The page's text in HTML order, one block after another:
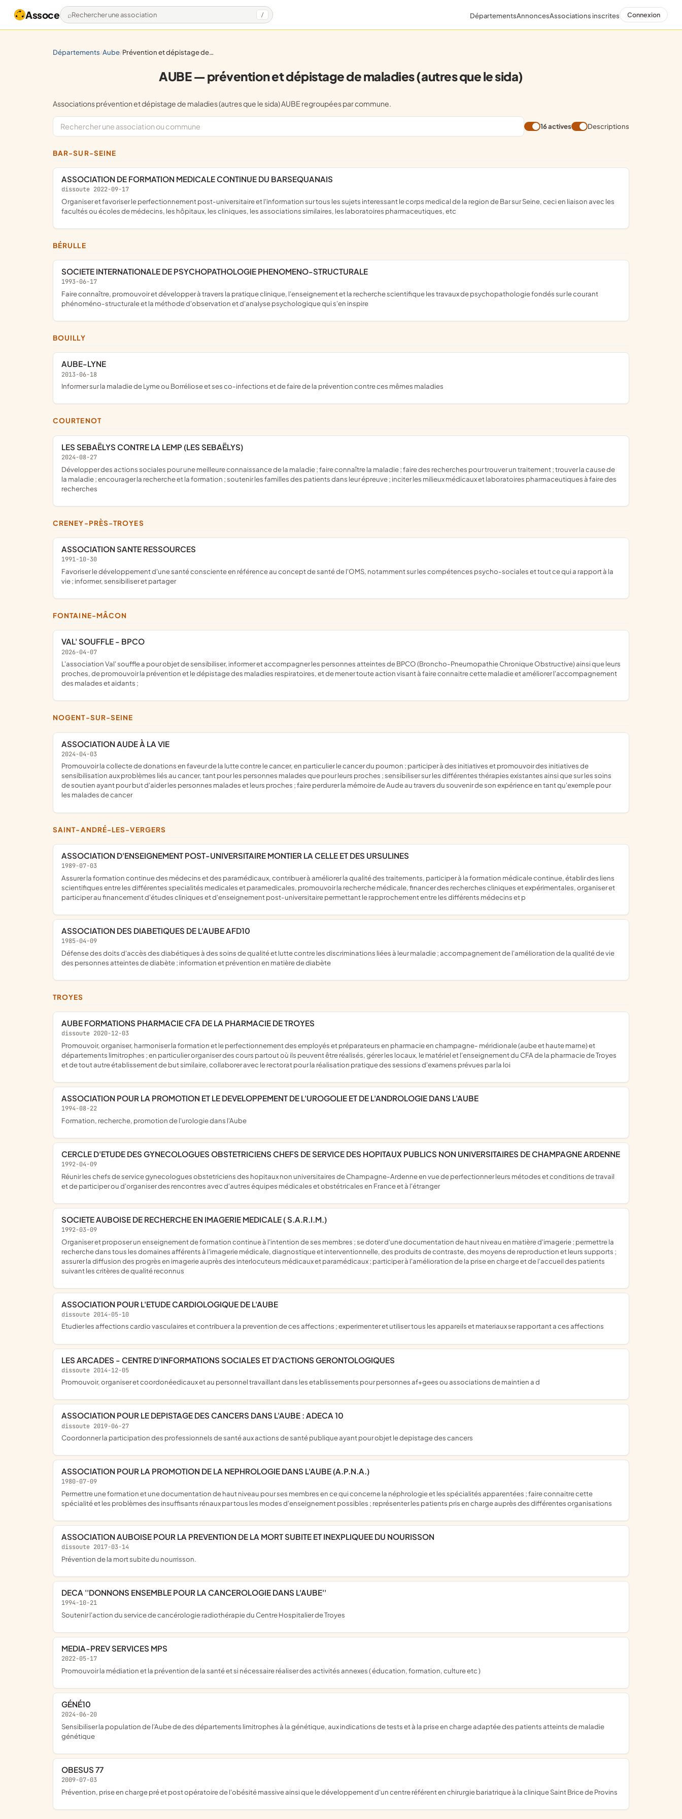
Assoce Rechercher une association / DépartementsAnnoncesAssociations inscrites Connexion
départements/ aube/ prévention et dépistage de maladies (autres que le sida)
AUBE — prévention et dépistage de maladies (autres que le sida)
Associations prévention et dépistage de maladies (autres que le sida) AUBE regroupées par commune.
16 actives Descriptions
BAR-SUR-SEINE
ASSOCIATION DE FORMATION MEDICALE CONTINUE DU BARSEQUANAIS
dissoute 2022-09-17
organiser et favoriser le perfectionnement post-universitaire et l'information sur tous les sujets interessant le corps medical de la region de Bar sur Seine, ceci en liaison avec les
facultés ou écoles de médecins, les hôpitaux, les cliniques, les associations similaires, les laboratoires pharmaceutiques, etc
BÉRULLE
SOCIETE INTERNATIONALE DE PSYCHOPATHOLOGIE PHENOMENO-STRUCTURALE
1993-06-17
faire connaître, promouvoir et développer à travers la pratique clinique, l'enseignement et la recherche scientifique les travaux de psychopathologie fondés sur le courant
phénoméno-structurale et la méthode d'observation et d'analyse psychologique qui s'en inspire
BOUILLY
AUBE-LYNE
2013-06-18
informer sur la maladie de Lyme ou Borréliose et ses co-infections et de faire de la prévention contre ces mêmes maladies
COURTENOT
LES SEBAËLYS CONTRE LA LEMP (LES SEBAËLYS)
2024-08-27
développer des actions sociales pour une meilleure connaissance de la maladie ; faire connaître la maladie ; faire des recherches pour trouver un traitement ; trouver la cause de
la maladie ; encourager la recherche et la formation ; soutenir les familles des patients dans leur épreuve ; inciter les milieux médicaux et laboratoires pharmaceutiques à faire des
recherches
CRENEY-PRÈS-TROYES
ASSOCIATION SANTE RESSOURCES
1991-10-30
favoriser le développement d'une santé consciente en référence au concept de santé de l'OMS, notamment sur les compétences psycho-sociales et tout ce qui a rapport à la
vie ; informer, sensibiliser et partager
FONTAINE-MÂCON
VAL' SOUFFLE - BPCO
2026-04-07
l'association Val' souffle a pour objet de sensibiliser, informer et accompagner les personnes atteintes de BPCO (Broncho-Pneumopathie Chronique Obstructive) ainsi que leurs
proches, de promouvoir la prévention et le dépistage des maladies respiratoires, et de mener toute action visant à faire connaitre cette maladie et améliorer l'accompagnement
des malades et aidants ;
NOGENT-SUR-SEINE
ASSOCIATION AUDE À LA VIE
2024-04-03
promouvoir la collecte de donations en faveur de la lutte contre le cancer, en particulier le cancer du poumon ; participer à des initiatives et promouvoir des initiatives de
sensibilisation aux problèmes liés au cancer, tant pour les personnes malades que pour leurs proches ; sensibiliser sur les différentes thérapies existantes ainsi que sur les soins
de soutien ayant pour but d'aider les personnes malades et leurs proches ; faire perdurer la mémoire de Aude au travers du souvenir de son expérience en tant qu'exemple pour
les malades de cancer
SAINT-ANDRÉ-LES-VERGERS
ASSOCIATION D'ENSEIGNEMENT POST-UNIVERSITAIRE MONTIER LA CELLE ET DES URSULINES
1989-07-03
assurer la formation continue des médecins et des paramédicaux, contribuer à améliorer la qualité des traitements, participer à la formation médicale continue, établir des liens
scientifiques entre les différentes specialités medicales et paramedicales, promouvoir la recherche médicale, financer des recherches cliniques et expérimentales, organiser et
participer au financement d'études cliniques et d'enseignement post-universitaire permettant le rapprochement entre les différents médecins et p
ASSOCIATION DES DIABETIQUES DE L'AUBE AFD10
1985-04-09
défense des doits d'accès des diabétiques à des soins de qualité et lutte contre les discriminations liées à leur maladie ; accompagnement de l'amélioration de la qualité de vie
des personnes atteintes de diabète ; information et prévention en matière de diabète
TROYES
AUBE FORMATIONS PHARMACIE CFA DE LA PHARMACIE DE TROYES
dissoute 2020-12-03
promouvoir, organiser, harmoniser la formation et le perfectionnement des employés et préparateurs en pharmacie en champagne- méridionale (aube et haute marne) et
départements limitrophes ; en particulier organiser des cours partout où ils peuvent être réalisés, gérer les locaux, le matériel et l'enseignement du CFA de la pharmacie de Troyes
et de tout autre établissement de but similaire, collaborer avec le rectorat pour la réalisation pratique des sessions d'examens prévues par la loi
ASSOCIATION POUR LA PROMOTION ET LE DEVELOPPEMENT DE L'UROGOLIE ET DE L'ANDROLOGIE DANS L'AUBE
1994-08-22
formation, recherche, promotion de l'urologie dans l'Aube
CERCLE D'ETUDE DES GYNECOLOGUES OBSTETRICIENS CHEFS DE SERVICE DES HOPITAUX PUBLICS NON UNIVERSITAIRES DE CHAMPAGNE ARDENNE
1992-04-09
réunir les chefs de service gynecologues obstetriciens des hopitaux non universitaires de Champagne-Ardenne en vue de perfectionner leurs métodes et conditions de travail
et de participer ou d'organiser des rencontres avec d'autres équipes médicales et obstétricales en France et à l'étranger
SOCIETE AUBOISE DE RECHERCHE EN IMAGERIE MEDICALE ( S.A.R.I.M.)
1992-03-09
organiser et proposer un enseignement de formation continue à l'intention de ses membres ; se doter d'une documentation de haut niveau en matière d'imagerie ; permettre la
recherche dans tous les domaines afférents à l'imagerie médicale, diagnostique et interventionnelle, des produits de contraste, des moyens de reproduction et leurs supports ;
assurer la diffusion des progrès en imagerie auprès des interlocuteurs médicaux et paramédicaux ; participer à l'amélioration de la prise en charge et de l'accueil des patients
suivant les critères de qualité reconnus
ASSOCIATION POUR L'ETUDE CARDIOLOGIQUE DE L'AUBE
dissoute 2014-05-10
etudier les affections cardio vasculaires et contribuer a la prevention de ces affections ; experimenter et utiliser tous les appareils et materiaux se rapportant a ces affections
LES ARCADES - CENTRE D'INFORMATIONS SOCIALES ET D'ACTIONS GERONTOLOGIQUES
dissoute 2014-12-05
promouvoir, organiser et coordonéedicaux et au personnel travaillant dans les etablissements pour personnes af+gees ou associations de maintien a d
ASSOCIATION POUR LE DEPISTAGE DES CANCERS DANS L'AUBE : ADECA 10
dissoute 2019-06-27
coordonner la participation des professionnels de santé aux actions de santé publique ayant pour objet le depistage des cancers
ASSOCIATION POUR LA PROMOTION DE LA NEPHROLOGIE DANS L'AUBE (A.P.N.A.)
1980-07-09
permettre une formation et une documentation de haut niveau pour ses membres en ce qui concerne la néphrologie et les spécialités apparentées ; faire connaitre cette
spécialité et les problèmes des insuffisants rénaux par tous les modes d'enseignement possibles ; représenter les patients pris en charge auprès des différentes organisations
ASSOCIATION AUBOISE POUR LA PREVENTION DE LA MORT SUBITE ET INEXPLIQUEE DU NOURISSON
dissoute 2017-03-14
prévention de la mort subite du nourrisson.
DECA ''DONNONS ENSEMBLE POUR LA CANCEROLOGIE DANS L'AUBE''
1994-10-21
soutenir l'action du service de cancérologie radiothérapie du Centre Hospitalier de Troyes
MEDIA-PREV SERVICES MPS
2022-05-17
promouvoir la médiation et la prévention de la santé et si nécessaire réaliser des activités annexes ( éducation, formation, culture etc )
GÉNÉ10
2024-06-20
sensibiliser la population de l'Aube de des départements limitrophes à la génétique, aux indications de tests et à la prise en charge adaptée des patients atteints de maladie
génétique
OBESUS 77
2009-07-03
prévention, prise en charge pré et post opératoire de l'obésité massive ainsi que le développement d'un centre référent en chirurgie bariatrique à la clinique Saint Brice de Provins